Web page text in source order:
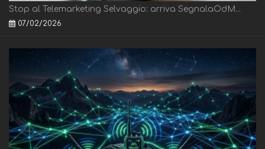
Stop al Telemarketing Selvaggio: arriva SegnalaOdM...
07/02/2026